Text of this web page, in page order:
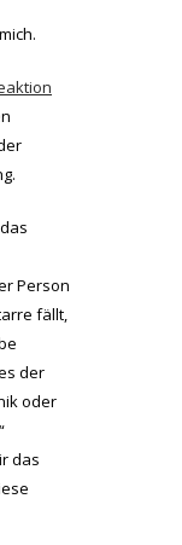
Person
fällt,
der
oder
das